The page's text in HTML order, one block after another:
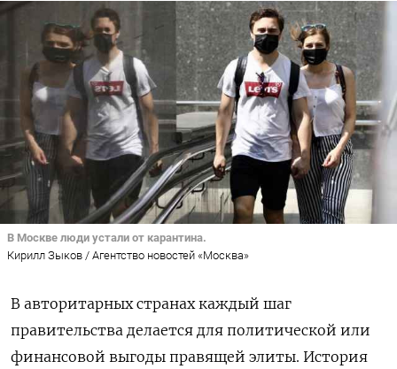
В Москве люди устали от карантина.
Кирилл Зыков / Агентство новостей «Москва»
В авторитарных странах каждый шаг
правительства делается для политической или
финансовой выгоды правящей элиты. История